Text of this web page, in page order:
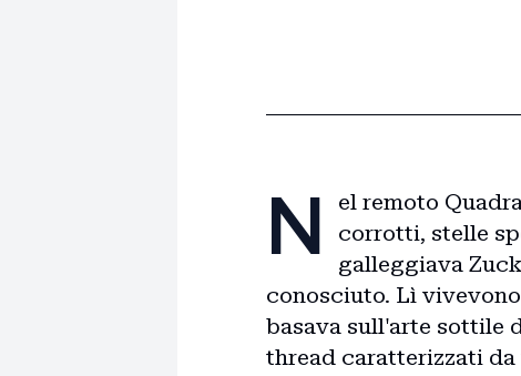
N
el remoto
corrotti, stelle
galleggiava
conosciuto. Lì
basava sull'arte sottile
thread caratterizzati